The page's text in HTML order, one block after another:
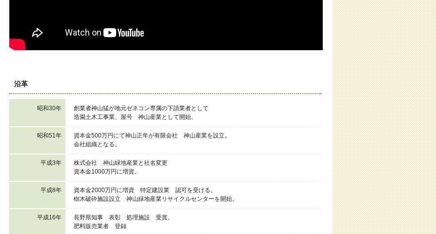
沿革
昭和30年
創業者神山猛が地元ゼネコン専属の下請業者として
造園土木工事業、屋号 神山産業として開始。
昭和51年
資本金500万円にて神山正年が有限会社 神山産業を設立。
会社組織となる。
平成3年
株式会社 神山緑地産業と社名変更
資本金1000万円に増資。
平成8年
資本金2000万円に増資 特定建設業 認可を受ける。
樹木破砕施設設立 神山緑地産業リサイクルセンターを開始。
平成16年
長野県知事 表彰 処理施設 受賞。
肥料販売業者 登録